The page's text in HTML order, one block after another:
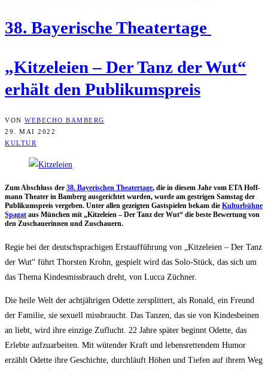
38. Baye­ri­sche Theatertage
„Kit­ze­lei­en – Der Tanz der Wut“
erhält den Publikumspreis
VON WEBECHO BAMBERG
29. MAI 2022
KULTUR
Zum Abschluss der 38. Baye­ri­schen Thea­ter­ta­ge, die in die­sem Jahr vom ETA Hoff­
mann Thea­ter in Bam­berg aus­ge­rich­tet wur­den, wur­de am gest­ri­gen Sams­tag der
Publi­kums­preis ver­ge­ben. Unter allen gezeig­ten Gast­spie­len bekam die Kul­tur­büh­ne
Spa­gat aus Mün­chen mit „Kit­ze­lei­en – Der Tanz der Wut“ die bes­te Bewer­tung von
den Zuschaue­rin­nen und Zuschauern.
Regie bei der deutsch­spra­chi­gen Erst­auf­füh­rung von „Kit­ze­lei­en – Der Tanz
der Wut“ führt Thors­ten Krohn, gespielt wird das Solo-Stück, das sich um
das The­ma Kin­des­miss­brauch dreht, von Luc­ca Züchner.
Die hei­le Welt der acht­jäh­ri­gen Odet­te zer­split­tert, als Ronald, ein Freund
der Fami­lie, sie sexu­ell miss­braucht. Das Tan­zen, das sie von Kin­des­bei­nen
an liebt, wird ihre ein­zi­ge Zuflucht. 22 Jah­re spä­ter beginnt Odet­te, das
Erleb­te auf­zu­ar­bei­ten. Mit wüten­der Kraft und lebens­ret­ten­dem Humor
erzählt Odet­te ihre Geschich­te, durch­läuft Höhen und Tie­fen auf ihrem Weg